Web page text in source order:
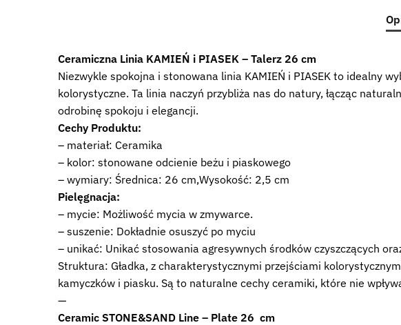
Ceramiczna Linia KAMIEŃ i PIASEK – Talerz 26 cm
Niezwykle spokojna i stonowana linia KAMIEŃ i PIASEK to idealny
kolorystyczne. Ta linia naczyń przybliża nas do natury, łącząc
odrobinę spokoju i elegancji.
Cechy Produktu:
– materiał: Ceramika
– kolor: stonowane odcienie beżu i piaskowego
– wymiary: Średnica: 26 cm,Wysokość: 2,5 cm
Pielęgnacja:
– mycie: Możliwość mycia w zmywarce.
– suszenie: Dokładnie osuszyć po myciu
– unikać: Unikać stosowania agresywnych środków czyszczących
Struktura: Gładka, z charakterystycznymi przejściami
kamyczków i piasku. Są to naturalne cechy ceramiki, które nie
—
Ceramic STONE&SAND Line – Plate 26 cm